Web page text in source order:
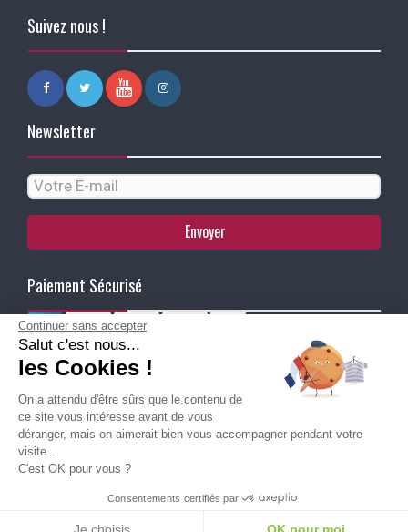
Besoin d'aide pour choisir une
taille ou une pointure ?
Suivez nous !
Newsletter
Envoyer
Paiement Sécurisé
Ma Livraison
Continuer sans accepter
Salut c'est nous...
les Cookies !
On a attendu d'être sûrs que le contenu de
ce site vous intéresse avant de vous
déranger, mais on aimerait bien vous accompagner pendant votre
visite...
C'est OK pour vous ?
Consentements certifiés par